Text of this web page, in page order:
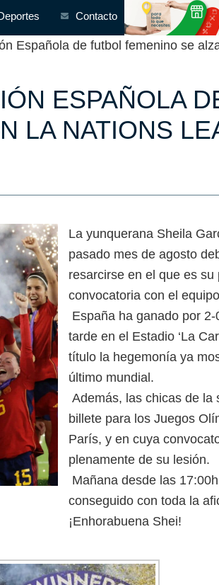
Contacto
de futbol femenino se
ESPAÑOLA
LA NATIONS
La yunquerana Sheila
pasado mes de agosto
resarcirse en el que es
convocatoria con el
España ha ganado por
tarde en el Estadio ‘La
título la hegemonía ya
último mundial.
Además, las chicas de la
billete para los Juegos
París, y en cuya
plenamente de su lesión.
Mañana desde las
conseguido con toda la
¡Enhorabuena Shei!